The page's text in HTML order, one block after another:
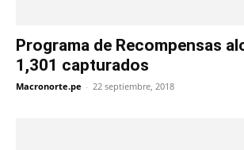
Programa de Recompensas
1,301 capturados
Macronorte.pe - 22 septiembre, 2018